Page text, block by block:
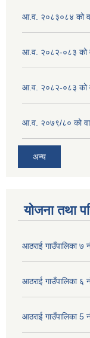
आ.व. २०८३०८४ को
आ.व. २०८२-०८३ को
आ.व. २०८२-०८३ को
आ.व. २०७९/८० को
अन्य
योजना तथा
आठराई गाउँपालिका
आठराई गाउँपालिका
आठराई गाउँपालिका